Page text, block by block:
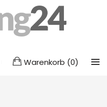
Warenkorb (0)